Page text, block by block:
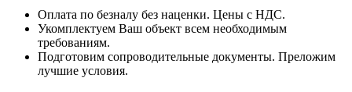
Оплата по безналу без наценки. Цены с НДС.
Укомплектуем Ваш объект всем необходимым
требованиям.
Подготовим сопроводительные документы. Преложим
лучшие условия.